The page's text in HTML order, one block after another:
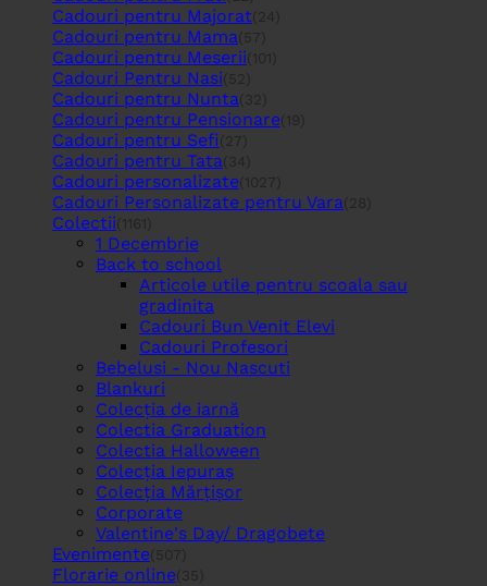
Cadouri pentru Majorat
Cadouri pentru Mama
Cadouri pentru Meserii
Cadouri Pentru Nasi
Cadouri pentru Nunta
Cadouri pentru Pensionare
Cadouri pentru Sefi
Cadouri pentru Tata
Cadouri personalizate
Cadouri Personalizate pentru Vara
Colectii
1 Decembrie
Back to school
Articole utile pentru scoala sau
gradinita
Cadouri Bun Venit Elevi
Cadouri Profesori
Bebelusi - Nou Nascuti
Blankuri
Colecția de iarnă
Colectia Graduation
Colectia Halloween
Colecția Iepuraș
Colecția Mărțișor
Corporate
Valentine's Day/ Dragobete
Evenimente
Florarie online